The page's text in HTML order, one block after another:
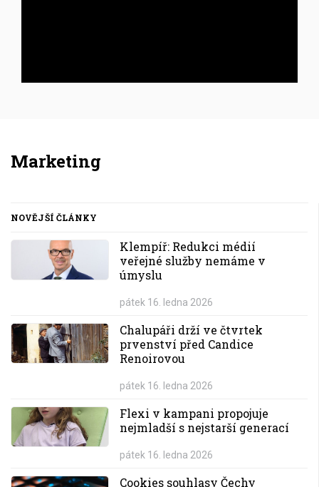
Marketing
NOVĚJŠÍ ČLÁNKY
Klempíř: Redukci médií
veřejné služby nemáme v
úmyslu
pátek 16. ledna 2026
Chalupáři drží ve čtvrtek
prvenství před Candice
Renoirovou
pátek 16. ledna 2026
Flexi v kampani propojuje
nejmladší s nejstarší generací
pátek 16. ledna 2026
Cookies souhlasy Čechy